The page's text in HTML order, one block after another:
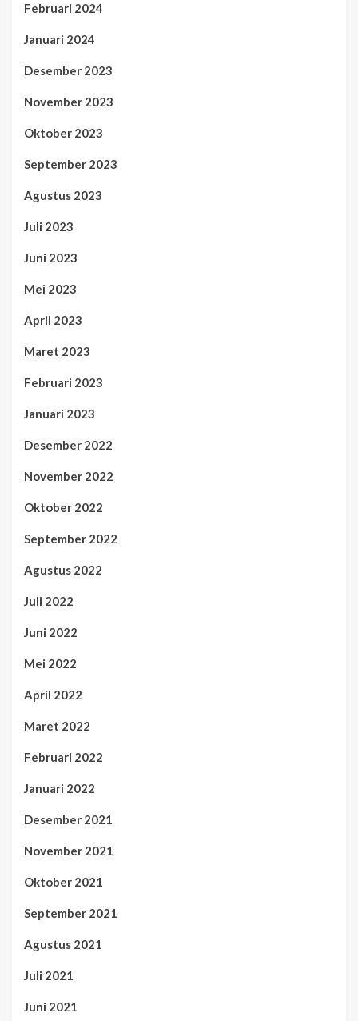
Februari 2024
Januari 2024
Desember 2023
November 2023
Oktober 2023
September 2023
Agustus 2023
Juli 2023
Juni 2023
Mei 2023
April 2023
Maret 2023
Februari 2023
Januari 2023
Desember 2022
November 2022
Oktober 2022
September 2022
Agustus 2022
Juli 2022
Juni 2022
Mei 2022
April 2022
Maret 2022
Februari 2022
Januari 2022
Desember 2021
November 2021
Oktober 2021
September 2021
Agustus 2021
Juli 2021
Juni 2021